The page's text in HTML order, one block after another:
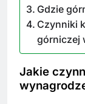
Gdzie
Czynniki
górniczej
Jakie